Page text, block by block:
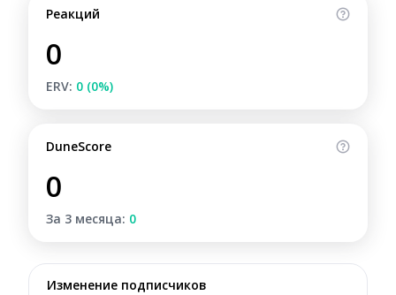
Реакций
0
ERV: 0 (0%)
DuneScore
0
За 3 месяца: 0
Изменение подписчиков